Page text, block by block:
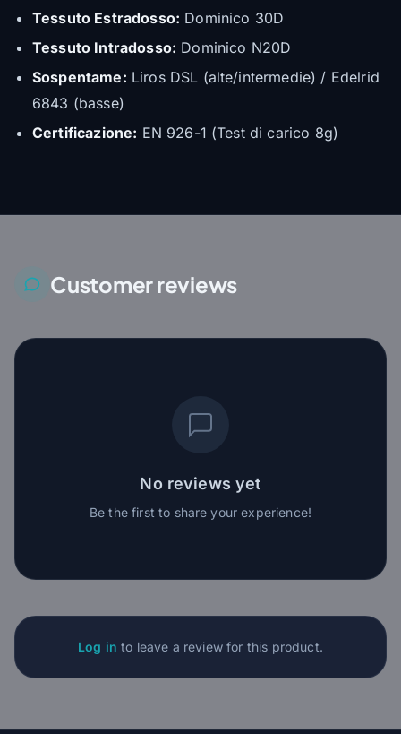
Tessuto Estradosso: Dominico 30D
Tessuto Intradosso: Dominico N20D
Sospentame: Liros DSL (alte/intermedie) / Edelrid
6843 (basse)
Certificazione: EN 926-1 (Test di carico 8g)
Customer reviews
No reviews yet
Be the first to share your experience!
Log in to leave a review for this product.